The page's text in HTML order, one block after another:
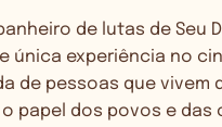
de lutas de Seu
única experiência no
de pessoas que
papel dos povos e